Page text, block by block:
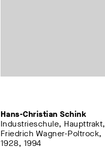
Hans-Christian Schink
Industrieschule, Haupttrakt,
Friedrich Wagner-Poltrock,
1928, 1994